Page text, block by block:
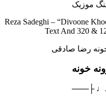
Reza Sadeghi – “Divoone
Text And 320 &
خونه
────┤